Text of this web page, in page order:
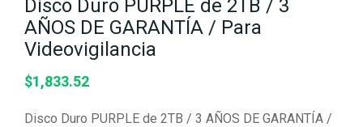
Disco Duro PURPLE de 2TB / 3
AÑOS DE GARANTÍA / Para
Videovigilancia
$1,833.52
Disco Duro PURPLE de 2TB / 3 AÑOS DE GARANTÍA /